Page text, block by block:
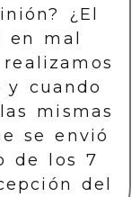
¿El
mal
y cuando
mismas
se envió
de los 7
del